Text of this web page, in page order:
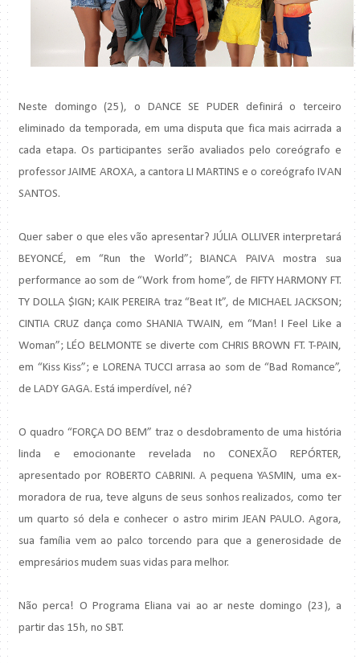
Neste domingo (25), o DANCE SE PUDER definirá o terceiro
eliminado da temporada, em uma disputa que fica mais acirrada a
cada etapa. Os participantes serão avaliados pelo coreógrafo e
professor JAIME AROXA, a cantora LI MARTINS e o coreógrafo IVAN
SANTOS.
Quer saber o que eles vão apresentar? JÚLIA OLLIVER interpretará
BEYONCÉ, em “Run the World”; BIANCA PAIVA mostra sua
performance ao som de “Work from home”, de FIFTY HARMONY FT.
TY DOLLA $IGN; KAIK PEREIRA traz “Beat It”, de MICHAEL JACKSON;
CINTIA CRUZ dança como SHANIA TWAIN, em “Man! I Feel Like a
Woman”; LÉO BELMONTE se diverte com CHRIS BROWN FT. T-PAIN,
em “Kiss Kiss”; e LORENA TUCCI arrasa ao som de “Bad Romance”,
de LADY GAGA. Está imperdível, né?
O quadro “FORÇA DO BEM” traz o desdobramento de uma história
linda e emocionante revelada no CONEXÃO REPÓRTER,
apresentado por ROBERTO CABRINI. A pequena YASMIN, uma ex-
moradora de rua, teve alguns de seus sonhos realizados, como ter
um quarto só dela e conhecer o astro mirim JEAN PAULO. Agora,
sua família vem ao palco torcendo para que a generosidade de
empresários mudem suas vidas para melhor.
Não perca! O Programa Eliana vai ao ar neste domingo (23), a
partir das 15h, no SBT.